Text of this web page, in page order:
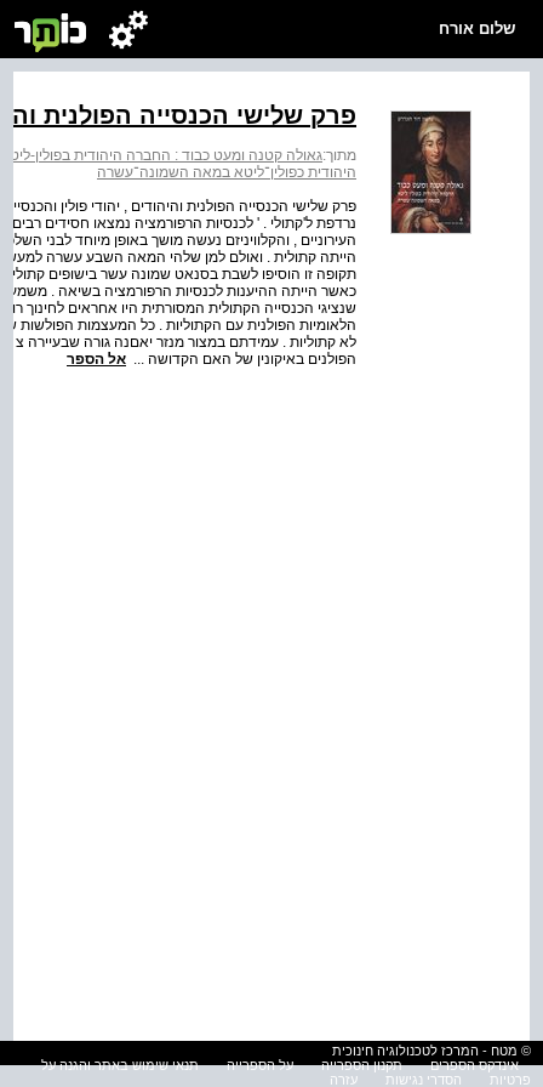
שלום אורח
פרק שלישי הכנסייה הפולנית
מתוך:גאולה קטנה ומעט כבוד : החברה היהודית בפולין-
היהודית כפולין־ליטא במאה השמונה־עשרה
פרק שלישי הכנסייה הפולנית והיהודים , יהודי פולין
נרדפת ל'קתולי . ' לכנסיות הרפורמציה נמצאו חסידים
העירוניים , והקלוויניזם נעשה מושך באופן מיוחד לבני
הייתה קתולית . ואולם למן שלהי המאה השבע עשרה
תקופה זו הוסיפו לשבת בסנאט שמונה עשר בישופים
כאשר הייתה ההיענות לכנסיות הרפורמציה בשיאה .
שנציגי הכנסייה הקתולית המסורתית היו אחראים לחינוך
הלאומיות הפולנית עם הקתוליות . כל המעצמות
הפולנים באיקונין של האם הקדושה ... אל הספר
© מטח - המרכז לטכנולוגיה חינוכית
אינדקס הספרים
תקנון הספרייה על הספרייה
תנאי שימוש באתר והגנה על
פרטיות
הסדרי נגישות עזרה